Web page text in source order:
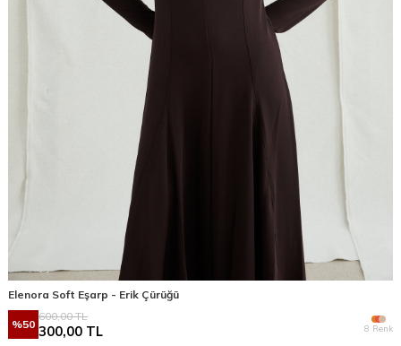
Elenora Soft Eşarp - Erik Çürüğü
%50
600,00TL
300,00 TL 8 Renk